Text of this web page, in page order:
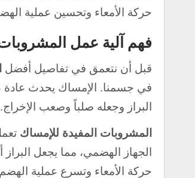
حركة الأمعاء وتحسين عملية
فهم آلية عمل
قبل أن نتعمق في تفاصيل أفضل
في جسمنا. الإمساك يحدث عادة
البراز وجعله صلباً وصعب الإخراج.
المشروبات المفيدة للإمساك
الجهاز الهضمي، مما يجعل البراز
حركة الأمعاء وتسرع عملية